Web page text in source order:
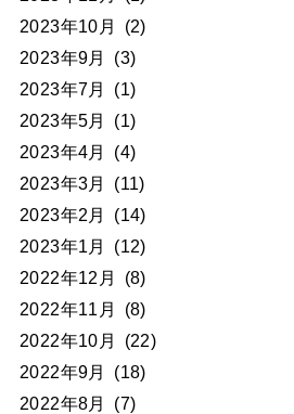
2023年10月
(2)
2023年9月
(3)
2023年7月
(1)
2023年5月
(1)
2023年4月
(4)
2023年3月
(11)
2023年2月
(14)
2023年1月
(12)
2022年12月
(8)
2022年11月
(8)
2022年10月
(22)
2022年9月
(18)
2022年8月
(7)